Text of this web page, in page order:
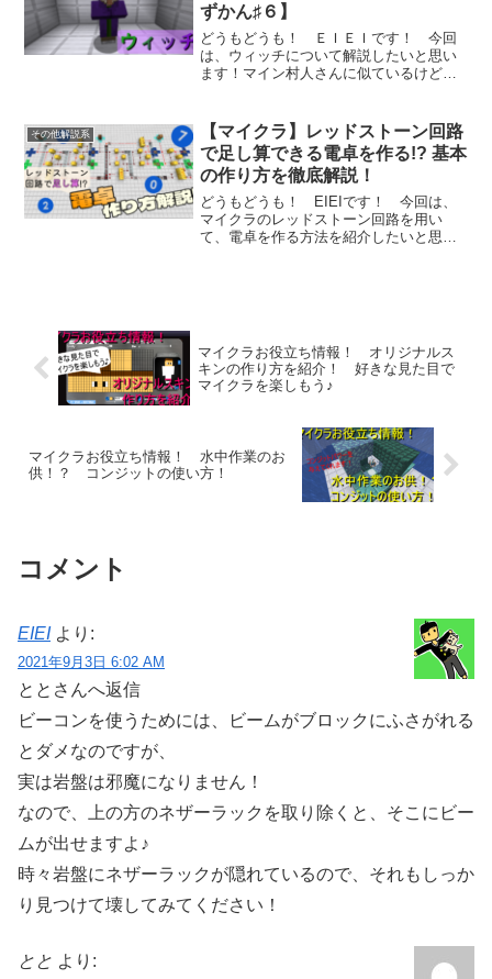
ずかん♯６】
どうもどうも！ ＥＩＥＩです！ 今回
は、ウィッチについて解説したいと思い
ます！マイン村人さんに似ているけど、
その他解説系
【マイクラ】レッドストーン回路
で足し算できる電卓を作る!? 基本
の作り方を徹底解説！
どうもどうも！ EIEIです！ 今回は、
マイクラのレッドストーン回路を用い
て、電卓を作る方法を紹介したいと思い
マイクラお役立ち情報！ オリジナルス
キンの作り方を紹介！ 好きな見た目で
マイクラを楽しもう♪
マイクラお役立ち情報！ 水中作業のお
供！？ コンジットの使い方！
コメント
EIEI より:
2021年9月3日 6:02 AM
ととさんへ返信
ビーコンを使うためには、ビームがブロックにふさがれる
とダメなのですが、
実は岩盤は邪魔になりません！
なので、上の方のネザーラックを取り除くと、そこにビー
ムが出せますよ♪
時々岩盤にネザーラックが隠れているので、それもしっか
り見つけて壊してみてください！
とと より: